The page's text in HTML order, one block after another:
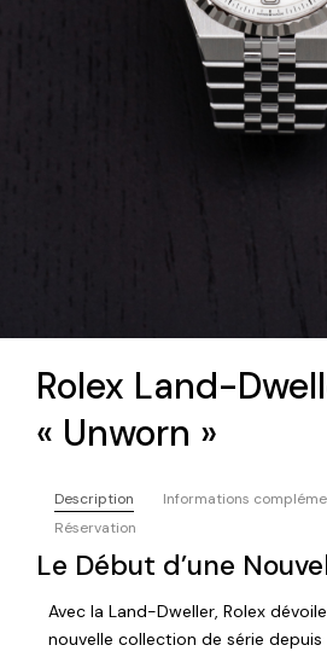
Rolex Land-
« Unworn »
Description
Informations
Réservation
Le Début d’une
Avec la Land-Dweller, Rolex
nouvelle collection de série depuis